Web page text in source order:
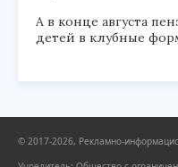
А в конце августа
детей в клубные
© 2017-2026, Рекламно-